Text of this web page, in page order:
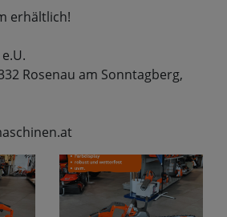
erhältlich!
Rosenau am Sonntagberg,